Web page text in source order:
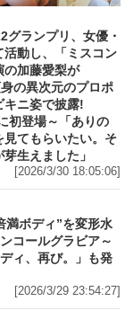
グランプリ、女優・
活動し、「ミスコン
の加藤愛梨が
の異次元のプロポ
キニ姿で披露!
初登場～「ありの
見てもらいたい。そ
生えました」
[2026/3/30 18:05:06]
満ボディ”を変形水
コールグラビア～
ィ、再び。」も発
[2026/3/29 23:54:27]